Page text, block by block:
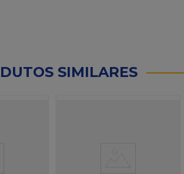
SIMILARES